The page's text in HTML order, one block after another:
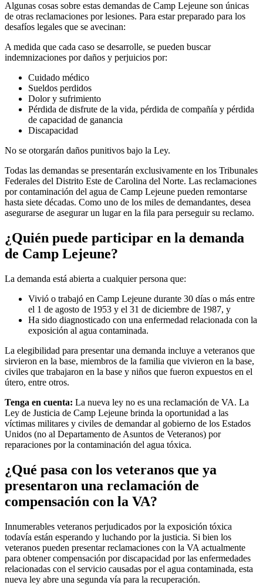
Algunas cosas sobre estas demandas de Camp Lejeune son únicas
de otras reclamaciones por lesiones. Para estar preparado para los
desafíos legales que se avecinan:
A medida que cada caso se desarrolle, se pueden buscar
indemnizaciones por daños y perjuicios por:
Cuidado médico
Sueldos perdidos
Dolor y sufrimiento
Pérdida de disfrute de la vida, pérdida de compañía y pérdida
de capacidad de ganancia
Discapacidad
No se otorgarán daños punitivos bajo la Ley.
Todas las demandas se presentarán exclusivamente en los Tribunales
Federales del Distrito Este de Carolina del Norte. Las reclamaciones
por contaminación del agua de Camp Lejeune pueden remontarse
hasta siete décadas. Como uno de los miles de demandantes, desea
asegurarse de asegurar un lugar en la fila para perseguir su reclamo.
¿Quién puede participar en la demanda
de Camp Lejeune?
La demanda está abierta a cualquier persona que:
Vivió o trabajó en Camp Lejeune durante 30 días o más entre
el 1 de agosto de 1953 y el 31 de diciembre de 1987, y
Ha sido diagnosticado con una enfermedad relacionada con la
exposición al agua contaminada.
La elegibilidad para presentar una demanda incluye a veteranos que
sirvieron en la base, miembros de la familia que vivieron en la base,
civiles que trabajaron en la base y niños que fueron expuestos en el
útero, entre otros.
Tenga en cuenta: La nueva ley no es una reclamación de VA. La
Ley de Justicia de Camp Lejeune brinda la oportunidad a las
víctimas militares y civiles de demandar al gobierno de los Estados
Unidos (no al Departamento de Asuntos de Veteranos) por
reparaciones por la contaminación del agua tóxica.
¿Qué pasa con los veteranos que ya
presentaron una reclamación de
compensación con la VA?
Innumerables veteranos perjudicados por la exposición tóxica
todavía están esperando y luchando por la justicia. Si bien los
veteranos pueden presentar reclamaciones con la VA actualmente
para obtener compensación por discapacidad por las enfermedades
relacionadas con el servicio causadas por el agua contaminada, esta
nueva ley abre una segunda vía para la recuperación.